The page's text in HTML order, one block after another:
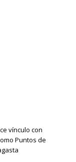
vínculo con
Puntos de